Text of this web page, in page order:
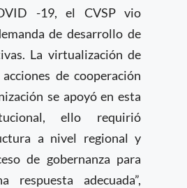
-19, el CVSP vio
de desarrollo de
La virtualización de
de cooperación
se apoyó en esta
ello requirió
a nivel regional y
de gobernanza para
respuesta adecuada”,